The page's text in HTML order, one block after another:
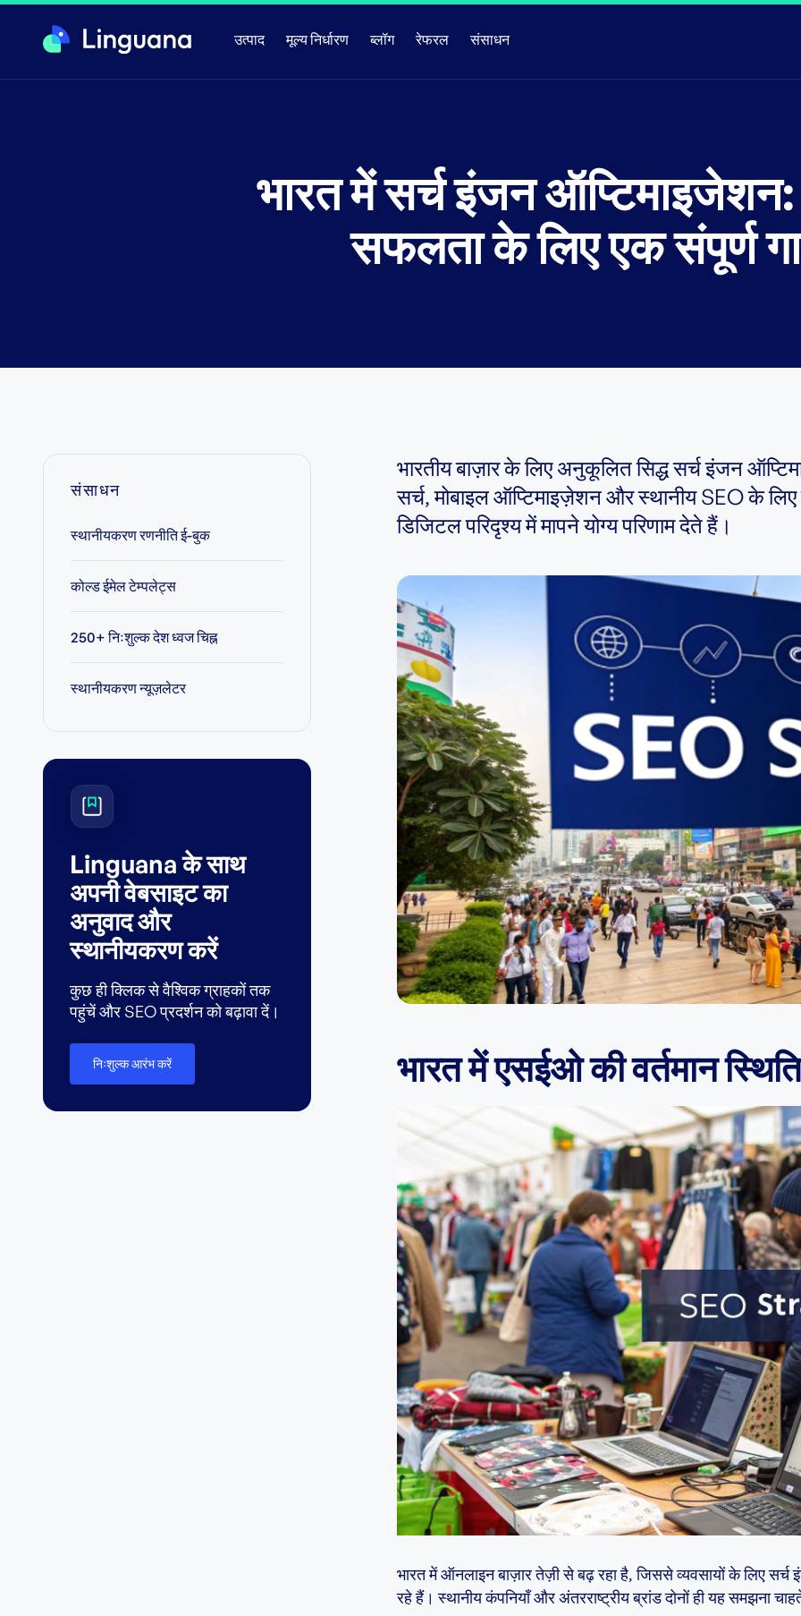
उत्पाद मूल्य निर्धारण ब्लॉग रेफरल संसाधन
भारत में सर्च इंजन
सफलता के लिए एक संपूर्ण
संसाधन
स्थानीयकरण रणनीति ई-बुक
कोल्ड ईमेल टेम्पलेट्स
250+ निःशुल्क देश ध्वज चिह्न
स्थानीयकरण न्यूज़लेटर
Linguana के साथ
अपनी वेबसाइट का
अनुवाद और
स्थानीयकरण करें
कुछ ही क्लिक से वैश्विक ग्राहकों तक
पहुंचें और SEO प्रदर्शन को बढ़ावा दें।
निःशुल्क आरंभ करें
भारतीय बाज़ार के लिए अनुकूलित सिद्ध सर्च इंजन
सर्च, मोबाइल ऑप्टिमाइज़ेशन और स्थानीय SEO के
डिजिटल परिदृश्य में मापने योग्य परिणाम देते हैं।
भारत में एसईओ की वर्तमान स्थिति
भारत में ऑनलाइन बाज़ार तेज़ी से बढ़ रहा है, जिससे व्यवसायों के लिए
रहे हैं। स्थानीय कंपनियाँ और अंतरराष्ट्रीय ब्रांड दोनों ही यह समझना